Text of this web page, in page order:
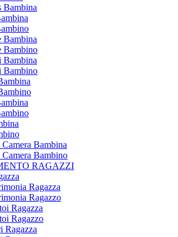
Bambina
Bambina
Bambino
Bambina
Bambino
Camera Bambina
Camera Bambino
RAGAZZI
Ragazza
Ragazzo
Ragazza
Ragazzo
Ragazza